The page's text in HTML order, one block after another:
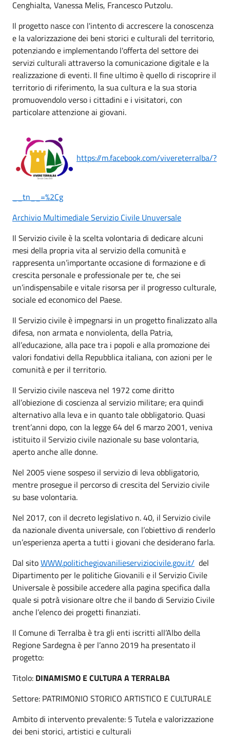
Cenghialta, Vanessa Melis, Francesco Putzolu.
Il progetto nasce con l'intento di accrescere la conoscenza
e la valorizzazione dei beni storici e culturali del territorio,
potenziando e implementando l'offerta del settore dei
servizi culturali attraverso la comunicazione digitale e la
realizzazione di eventi. Il fine ultimo è quello di riscoprire il
territorio di riferimento, la sua cultura e la sua storia
promuovendolo verso i cittadini e i visitatori, con
particolare attenzione ai giovani.
https://m.facebook.com/vivereterralba/?
__tn__=%2Cg
Archivio Multimediale Servizio Civile Unuversale
Il Servizio civile è la scelta volontaria di dedicare alcuni
mesi della propria vita al servizio della comunità e
rappresenta un’importante occasione di formazione e di
crescita personale e professionale per te, che sei
un’indispensabile e vitale risorsa per il progresso culturale,
sociale ed economico del Paese.
Il Servizio civile è impegnarsi in un progetto finalizzato alla
difesa, non armata e nonviolenta, della Patria,
all’educazione, alla pace tra i popoli e alla promozione dei
valori fondativi della Repubblica italiana, con azioni per le
comunità e per il territorio.
Il Servizio civile nasceva nel 1972 come diritto
all’obiezione di coscienza al servizio militare; era quindi
alternativo alla leva e in quanto tale obbligatorio. Quasi
trent’anni dopo, con la legge 64 del 6 marzo 2001, veniva
istituito il Servizio civile nazionale su base volontaria,
aperto anche alle donne.
Nel 2005 viene sospeso il servizio di leva obbligatorio,
mentre prosegue il percorso di crescita del Servizio civile
su base volontaria.
Nel 2017, con il decreto legislativo n. 40, il Servizio civile
da nazionale diventa universale, con l’obiettivo di renderlo
un’esperienza aperta a tutti i giovani che desiderano farla.
Dal sitoWWW.politichegiovanilieserviziocivile.gov.it/ del
Dipartimento per le politiche Giovanili e il Servizio Civile
Universale è possibile accedere alla pagina specifica dalla
quale si potrà visionare oltre che il bando di Servizio Civile
anche l’elenco dei progetti finanziati.
Il Comune di Terralba è tra gli enti iscritti all’Albo della
Regione Sardegna è per l’anno 2019 ha presentato il
progetto:
Titolo: DINAMISMO E CULTURA A TERRALBA
Settore: PATRIMONIO STORICO ARTISTICO E CULTURALE
Ambito di intervento prevalente: 5 Tutela e valorizzazione
dei beni storici, artistici e culturali